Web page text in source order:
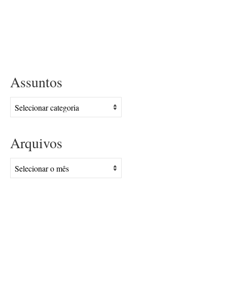
Assuntos
Assuntos
Arquivos
Arquivos